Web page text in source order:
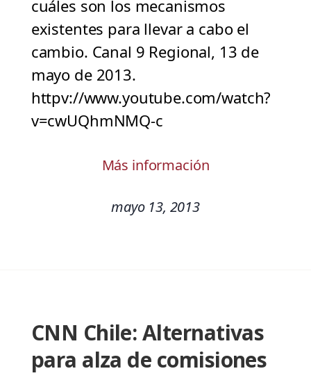
cuáles son los mecanismos
existentes para llevar a cabo el
cambio. Canal 9 Regional, 13 de
mayo de 2013.
httpv://www.youtube.com/watch?
v=cwUQhmNMQ-c
Más información
mayo 13, 2013
CNN Chile: Alternativas
para alza de comisiones